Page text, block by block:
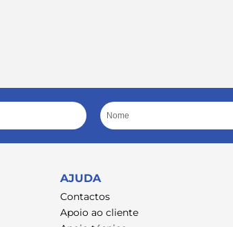
Nome
AJUDA
Contactos
Apoio ao cliente